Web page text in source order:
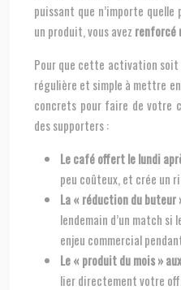
puissant que n’importe quelle
un produit, vous avez renforcé
Pour que cette activation
régulière et simple à mettre
concrets pour faire de votre
des supporters :
Le café offert le lundi
peu coûteux, et crée un
La « réduction du buteur
lendemain d’un match si
enjeu commercial
Le « produit du mois »
lier directement votre